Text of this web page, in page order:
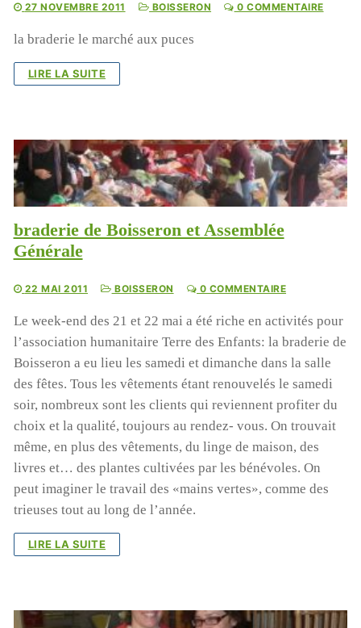
27 NOVEMBRE 2011 BOISSERON 0 COMMENTAIRE
la braderie le marché aux puces
LIRE LA SUITE
braderie de Boisseron et Assemblée
Générale
22 MAI 2011 BOISSERON 0 COMMENTAIRE
Le week-end des 21 et 22 mai a été riche en activités pour
l’association humanitaire Terre des Enfants: la braderie de
Boisseron a eu lieu les samedi et dimanche dans la salle
des fêtes. Tous les vêtements étant renouvelés le samedi
soir, nombreux sont les clients qui reviennent profiter du
choix et la qualité, toujours au rendez- vous. On trouvait
même, en plus des vêtements, du linge de maison, des
livres et… des plantes cultivées par les bénévoles. On
peut imaginer le travail des «mains vertes», comme des
trieuses tout au long de l’année.
LIRE LA SUITE
00:00 01:44